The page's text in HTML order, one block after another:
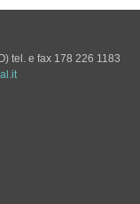
tel. e fax 178 226 1183